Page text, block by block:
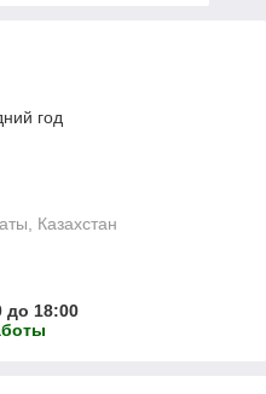
год
Казахстан
до 18:00